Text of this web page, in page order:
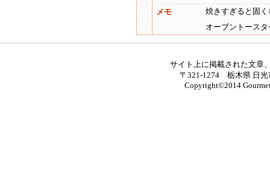
メモ
焼きすぎると固
オーブントース
サイト上に掲載された文章
〒321-1274 栃木県 日
Copyright©2014